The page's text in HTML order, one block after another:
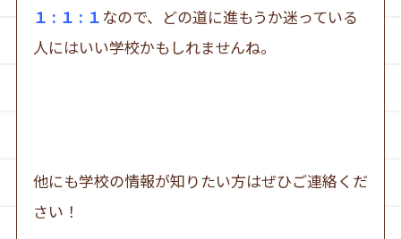
１ : １ : １ なので、どの道に進もうか迷っている
人にはいい学校かもしれませんね。
他にも学校の情報が知りたい方はぜひご連絡くだ
さい！